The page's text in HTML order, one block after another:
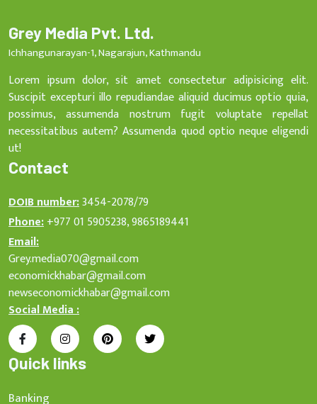
Grey Media Pvt. Ltd.
Ichhangunarayan-1, Nagarajun, Kathmandu
Lorem ipsum dolor, sit amet consectetur adipisicing elit.
Suscipit excepturi illo repudiandae aliquid ducimus optio quia,
possimus, assumenda nostrum fugit voluptate repellat
necessitatibus autem? Assumenda quod optio neque eligendi
ut!
Contact
DOIB number:3454-2078/79
Phone:+977 01 5905238, 9865189441
Email:
Grey.media070@gmail.com
economickhabar@gmail.com
newseconomickhabar@gmail.com
Social Media :
Quick links
Banking